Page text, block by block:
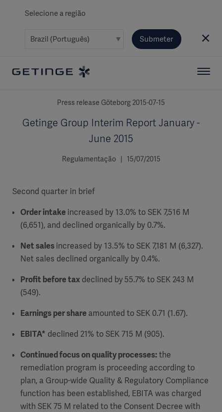
Selecione a região
Submeter
Press release Göteborg 2015-07-15
Getinge Group Interim Report January -
June 2015
Regulamentação | 15/07/2015
Second quarter in brief
Order intake increased by 13.0% to SEK 7,516 M
(6,651), and declined organically by 0.7%.
Net salesincreased by 13.5% to SEK 7,181 M (6,327).
Net sales declined organically by 0.4%.
Profit before tax declined by55.7% to SEK 243 M
(549).
Earnings per share amounted to SEK 0.71 (1.67).
EBITA* declined 21% to SEK 715 M (905).
Continued focus on quality processes:the
remediation program is proceeding according to
plan, a Group-wide Quality & Regulatory Compliance
function has been established, EBITA was charged
with SEK 75 M related to the Consent Decree with